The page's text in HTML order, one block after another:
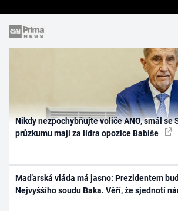
Nikdy nezpochybňujte voliče ANO, smál se
průzkumu mají za lídra opozice Babiše
Maďarská vláda má jasno: Prezidentem
Nejvyššího soudu Baka. Věří, že sjednotí